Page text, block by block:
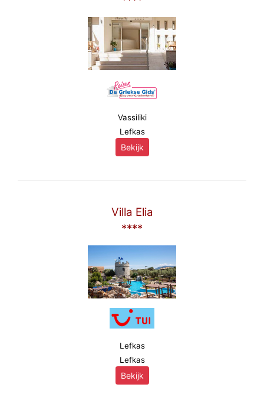
Vassiliki
Lefkas
Bekijk
Villa Elia
****
Lefkas
Lefkas
Bekijk